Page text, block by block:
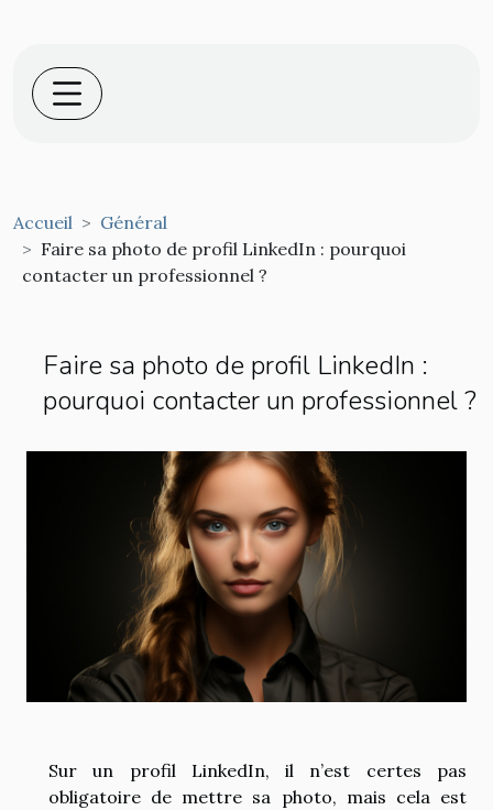
Accueil
Général
Faire sa photo de profil LinkedIn : pourquoi
contacter un professionnel ?
Faire sa photo de profil LinkedIn :
pourquoi contacter un professionnel ?
Sur un profil LinkedIn, il n’est certes pas
obligatoire de mettre sa photo, mais cela est